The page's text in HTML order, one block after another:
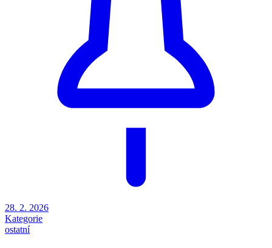
28. 2. 2026
Kategorie
ostatní